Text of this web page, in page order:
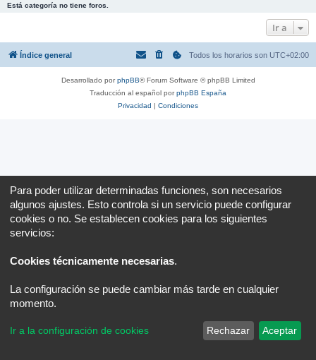
Está categoría no tiene foros.
Ir a
Índice general Todos los horarios son UTC+02:00
Desarrollado porphpBB® Forum Software © phpBB Limited
Traducción al español porphpBB España
Privacidad | Condiciones
Para poder utilizar determinadas funciones, son necesarios
algunos ajustes. Esto controla si un servicio puede configurar
cookies o no. Se establecen cookies para los siguientes
servicios:
Cookies técnicamente necesarias.
La configuración se puede cambiar más tarde en cualquier
momento.
Ir a la configuración de cookies Rechazar Aceptar